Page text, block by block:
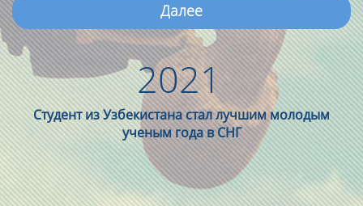
Далее
2021
Студент из Узбекистана стал лучшим молодым
ученым года в СНГ